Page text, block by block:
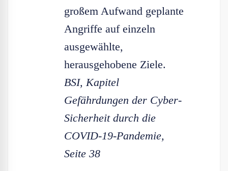
großem Aufwand geplante
Angriffe auf einzeln
ausgewählte,
herausgehobene Ziele.
BSI, Kapitel
Gefährdungen der Cyber-
Sicherheit durch die
COVID-19-Pandemie,
Seite 38